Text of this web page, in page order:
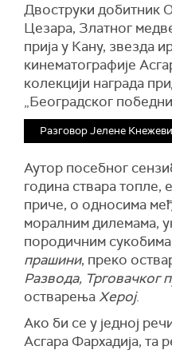
Двоструки добитник
Цезара, Златног
прија у Кану, звезда
кинематографије
колекцији награда
„Београдског
Разговор Јелене
Аутор посебног
година ствара топле,
приче, о односима
моралним дилемама,
породичним
прашини, преко
Развода, Трговачког
остварењаХерој.
Ако би се у једној
Асгара Фархадија, та